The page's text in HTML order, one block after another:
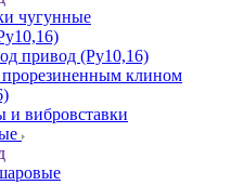
чугунные
привод (Ру10,16)
прорезиненным клином
и вибровставки